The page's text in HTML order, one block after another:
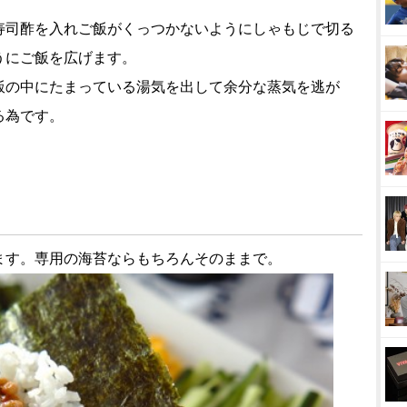
酢を入れご飯がくっつかないようにしゃもじで切る
ご飯を広げます。
中にたまっている湯気を出して余分な蒸気を逃が
です。
。専用の海苔ならもちろんそのままで。